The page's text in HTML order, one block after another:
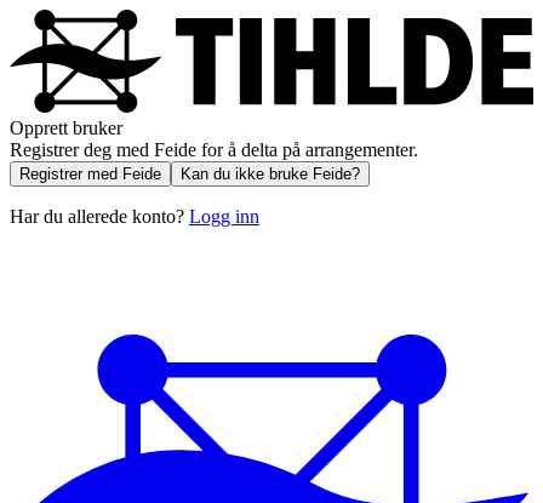
Opprett bruker
Registrer deg med Feide for å delta på arrangementer.
Registrer med Feide Kan du ikke bruke Feide?
Har du allerede konto? Logg inn